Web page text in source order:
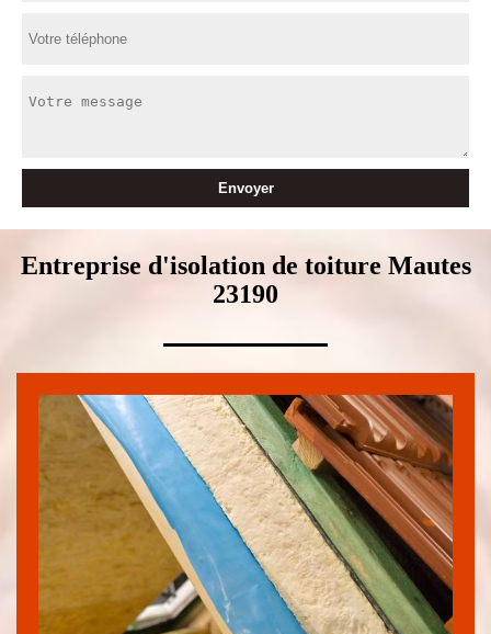
Entreprise d'isolation de toiture Mautes
23190